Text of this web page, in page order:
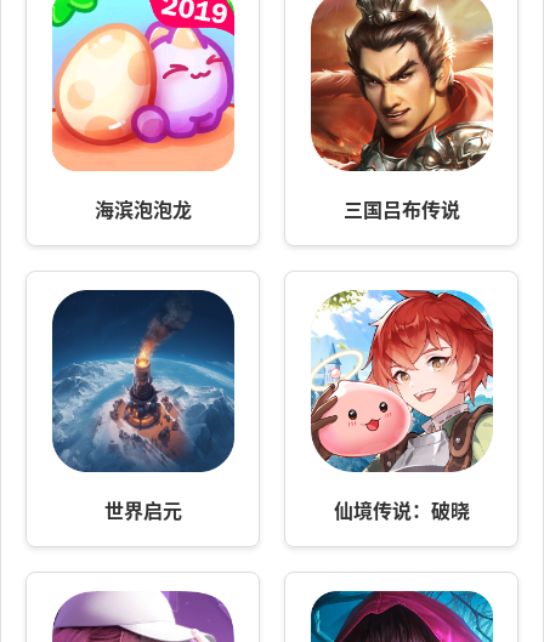
海滨泡泡龙 三国吕布传说
世界启元 仙境传说：破晓